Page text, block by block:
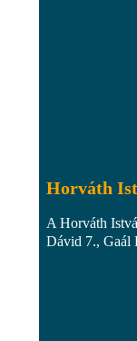
Horváth
A Horváth
Dávid 7., Gaál